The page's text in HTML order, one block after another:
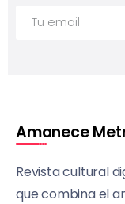
Amanece
Revista cultural
que combina el